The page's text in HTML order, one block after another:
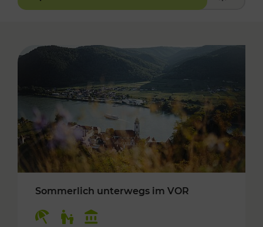
Sommerlich unterwegs im VOR